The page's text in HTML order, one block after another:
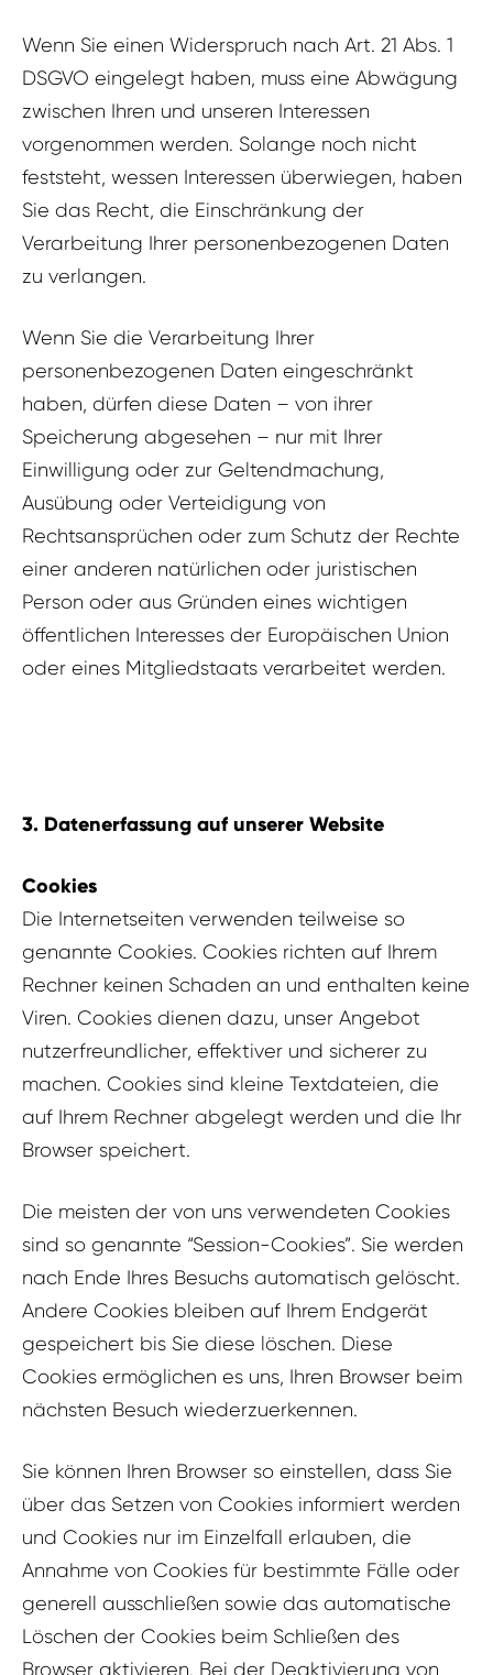
Wenn Sie einen Widerspruch nach Art. 21 Abs. 1
DSGVO eingelegt haben, muss eine Abwägung
zwischen Ihren und unseren Interessen
vorgenommen werden. Solange noch nicht
feststeht, wessen Interessen überwiegen, haben
Sie das Recht, die Einschränkung der
Verarbeitung Ihrer personenbezogenen Daten
zu verlangen.
Wenn Sie die Verarbeitung Ihrer
personenbezogenen Daten eingeschränkt
haben, dürfen diese Daten – von ihrer
Speicherung abgesehen – nur mit Ihrer
Einwilligung oder zur Geltendmachung,
Ausübung oder Verteidigung von
Rechtsansprüchen oder zum Schutz der Rechte
einer anderen natürlichen oder juristischen
Person oder aus Gründen eines wichtigen
öffentlichen Interesses der Europäischen Union
oder eines Mitgliedstaats verarbeitet werden.
3. Datenerfassung auf unserer Website
Cookies
Die Internetseiten verwenden teilweise so
genannte Cookies. Cookies richten auf Ihrem
Rechner keinen Schaden an und enthalten keine
Viren. Cookies dienen dazu, unser Angebot
nutzerfreundlicher, effektiver und sicherer zu
machen. Cookies sind kleine Textdateien, die
auf Ihrem Rechner abgelegt werden und die Ihr
Browser speichert.
Die meisten der von uns verwendeten Cookies
sind so genannte “Session-Cookies”. Sie werden
nach Ende Ihres Besuchs automatisch gelöscht.
Andere Cookies bleiben auf Ihrem Endgerät
gespeichert bis Sie diese löschen. Diese
Cookies ermöglichen es uns, Ihren Browser beim
nächsten Besuch wiederzuerkennen.
Sie können Ihren Browser so einstellen, dass Sie
über das Setzen von Cookies informiert werden
und Cookies nur im Einzelfall erlauben, die
Annahme von Cookies für bestimmte Fälle oder
generell ausschließen sowie das automatische
Löschen der Cookies beim Schließen des
Browser aktivieren. Bei der Deaktivierung von